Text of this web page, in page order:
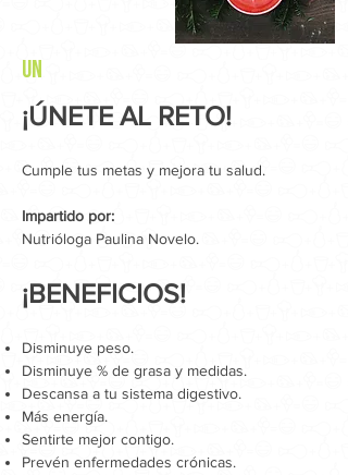
un
¡ÚNETE AL RETO!
Cumple tus metas y mejora tu salud.
Impartido por:
Nutrióloga Paulina Novelo.
¡BENEFICIOS!
Disminuye peso.
Disminuye % de grasa y medidas.
Descansa a tu sistema digestivo.
Más energía.
Sentirte mejor contigo.
Prevén enfermedades crónicas.